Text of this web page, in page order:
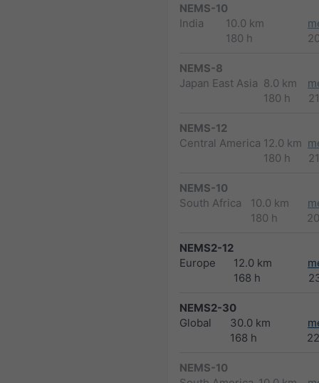
NEMS-10
India
10.0 km
180 h
NEMS-8
Japan East Asia 8.0 km
180 h
NEMS-12
Central America 12.0 km
180 h
NEMS-10
South Africa
10.0 km
180 h
NEMS2-12
Europe
12.0 km
168 h
NEMS2-30
Global
30.0 km
168 h
NEMS-10